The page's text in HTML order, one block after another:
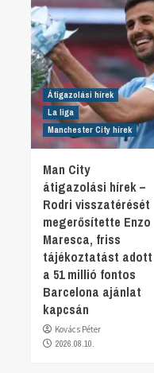
Átigazolási hírek
La liga
Manchester City hírek
Man City
átigazolási hírek –
Rodri visszatérését
megerősítette Enzo
Maresca, friss
tájékoztatást adott
a 51 millió fontos
Barcelona ajánlat
kapcsán
Kovács Péter
2026.08.10.